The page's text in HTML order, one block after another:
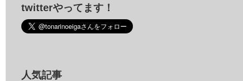
twitterやってます！
人気記事